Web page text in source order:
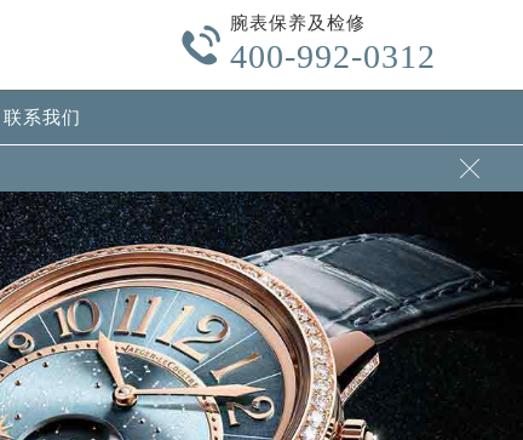

腕表保养及检修
400-992-0312
联系我们
